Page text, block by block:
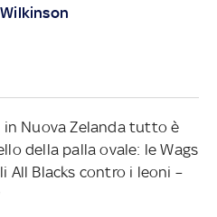
in Nuova Zelanda tutto è
della palla ovale: le Wags
All Blacks contro i leoni –